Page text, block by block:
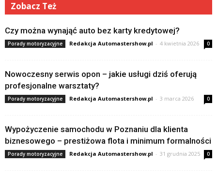
Zobacz Też
Czy można wynająć auto bez karty kredytowej?
Porady motoryzacyjne Redakcja Automastershow.pl - 4 kwietnia 2026 0
Nowoczesny serwis opon – jakie usługi dziś oferują
profesjonalne warsztaty?
Porady motoryzacyjne Redakcja Automastershow.pl - 3 marca 2026 0
Wypożyczenie samochodu w Poznaniu dla klienta
biznesowego – prestiżowa flota i minimum formalności
Porady motoryzacyjne Redakcja Automastershow.pl - 31 grudnia 2025 0